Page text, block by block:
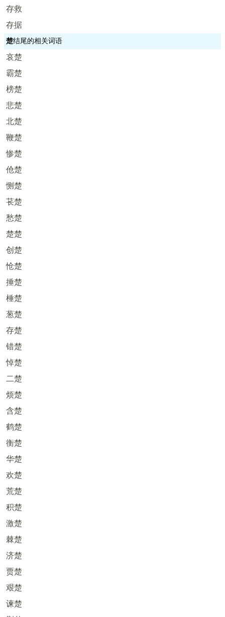
存救
存据
楚结尾的相关词语
哀楚
霸楚
榜楚
悲楚
北楚
鞭楚
惨楚
伧楚
恻楚
苌楚
愁楚
楚楚
创楚
怆楚
捶楚
棰楚
葱楚
存楚
错楚
悼楚
二楚
烦楚
含楚
鹤楚
衡楚
华楚
欢楚
荒楚
积楚
激楚
棘楚
济楚
贾楚
艰楚
谏楚